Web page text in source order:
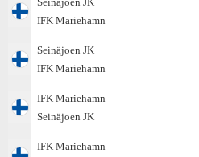
IFK Mariehamn
Seinäjoen JK
IFK Mariehamn
IFK Mariehamn
Seinäjoen JK
IFK Mariehamn